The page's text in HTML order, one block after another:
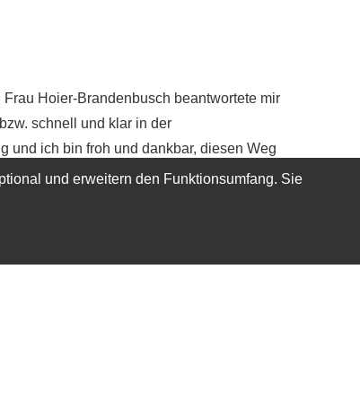
Hoier-Brandenbusch beantwortete mir
schnell und klar in der
und ich bin froh und dankbar, diesen Weg
und erweitern den Funktionsumfang. Sie